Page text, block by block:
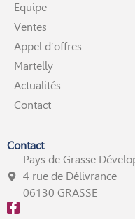
Equipe
Ventes
Appel d’offres
Martelly
Actualités
Contact
Contact
Pays de Grasse
4 rue de Délivrance
06130 GRASSE